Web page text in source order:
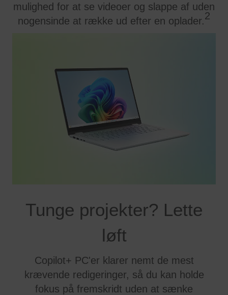
mulighed for at se videoer og slappe af uden
nogensinde at række ud efter en oplader.2
Tunge projekter? Lette
løft
Copilot+ PC'er klarer nemt de mest
krævende redigeringer, så du kan holde
fokus på fremskridt uden at sænke